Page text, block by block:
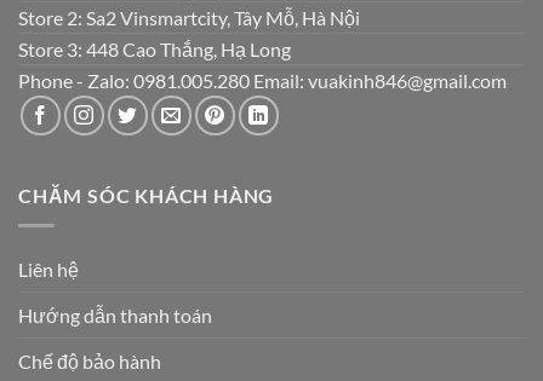
Store 2: Sa2 Vinsmartcity, Tây Mỗ, Hà Nội
Store 3: 448 Cao Thắng, Hạ Long
Phone - Zalo: 0981.005.280 Email: vuakinh846@gmail.com
CHĂM SÓC KHÁCH HÀNG
Liên hệ
Hướng dẫn thanh toán
Chế độ bảo hành